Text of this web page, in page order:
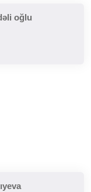
oğlu